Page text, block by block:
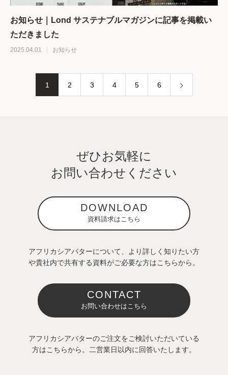
お知らせ｜Lond サステナブルマガジンに記事を掲載い
ただきました
2025.04.01 お知らせ
1 2 3 4 5 6
ぜひお気軽に
お問い合わせください
DOWNLOAD
資料請求はこちら
アフリカシアバターについて、より詳しく知りたい方
や貴社内で共有する資料がご必要な方はこちらから。
CONTACT
お問い合わせはこちら
アフリカシアバターのご注文をご検討いただいている
方はこちらから。二営業日以内に回答いたします。